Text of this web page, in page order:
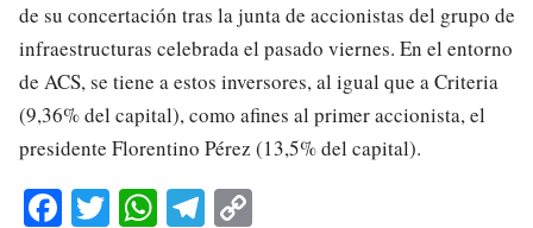
de su concertación tras la junta de accionistas del grupo de
infraestructuras celebrada el pasado viernes. En el entorno
de ACS, se tiene a estos inversores, al igual que a Criteria
(9,36% del capital), como afines al primer accionista, el
presidente Florentino Pérez (13,5% del capital).
Fa T W Te